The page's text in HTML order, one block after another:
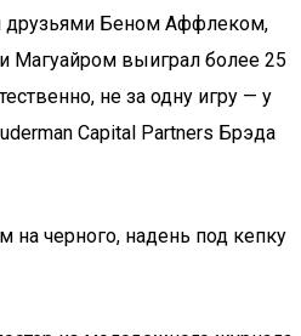
друзьями Беном Аффлеком,
Магуайром выиграл более 25
не за одну игру — у
Capital Partners Брэда
черного, надень под кепку